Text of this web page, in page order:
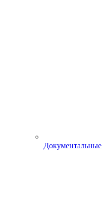
Документальные